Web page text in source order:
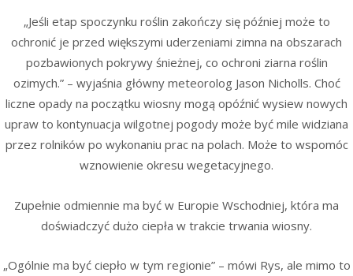
„Jeśli etap spoczynku roślin zakończy się później może to
ochronić je przed większymi uderzeniami zimna na obszarach
pozbawionych pokrywy śnieżnej, co ochroni ziarna roślin
ozimych.” – wyjaśnia główny meteorolog Jason Nicholls. Choć
liczne opady na początku wiosny mogą opóźnić wysiew nowych
upraw to kontynuacja wilgotnej pogody może być mile widziana
przez rolników po wykonaniu prac na polach. Może to wspomóc
wznowienie okresu wegetacyjnego.
Zupełnie odmiennie ma być w Europie Wschodniej, która ma
doświadczyć dużo ciepła w trakcie trwania wiosny.
„Ogólnie ma być ciepło w tym regionie” – mówi Rys, ale mimo to